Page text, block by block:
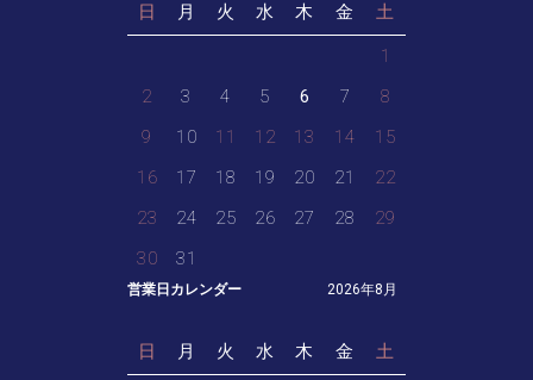
営業日カレンダー 2026年8月
日 月 火 水 木 金 土
1
2
3 4 5 6 7
8
9
10 11 12 13 14
15
16
17 18 19 20 21
22
23
24 25 26 27 28
29
30
31
日 月 火 水 木 金 土